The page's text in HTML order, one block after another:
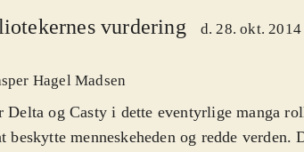
vurdering d. 28. okt. 2014
Hagel Madsen
Delta og Casty i dette eventyrlige manga
beskytte menneskeheden og redde